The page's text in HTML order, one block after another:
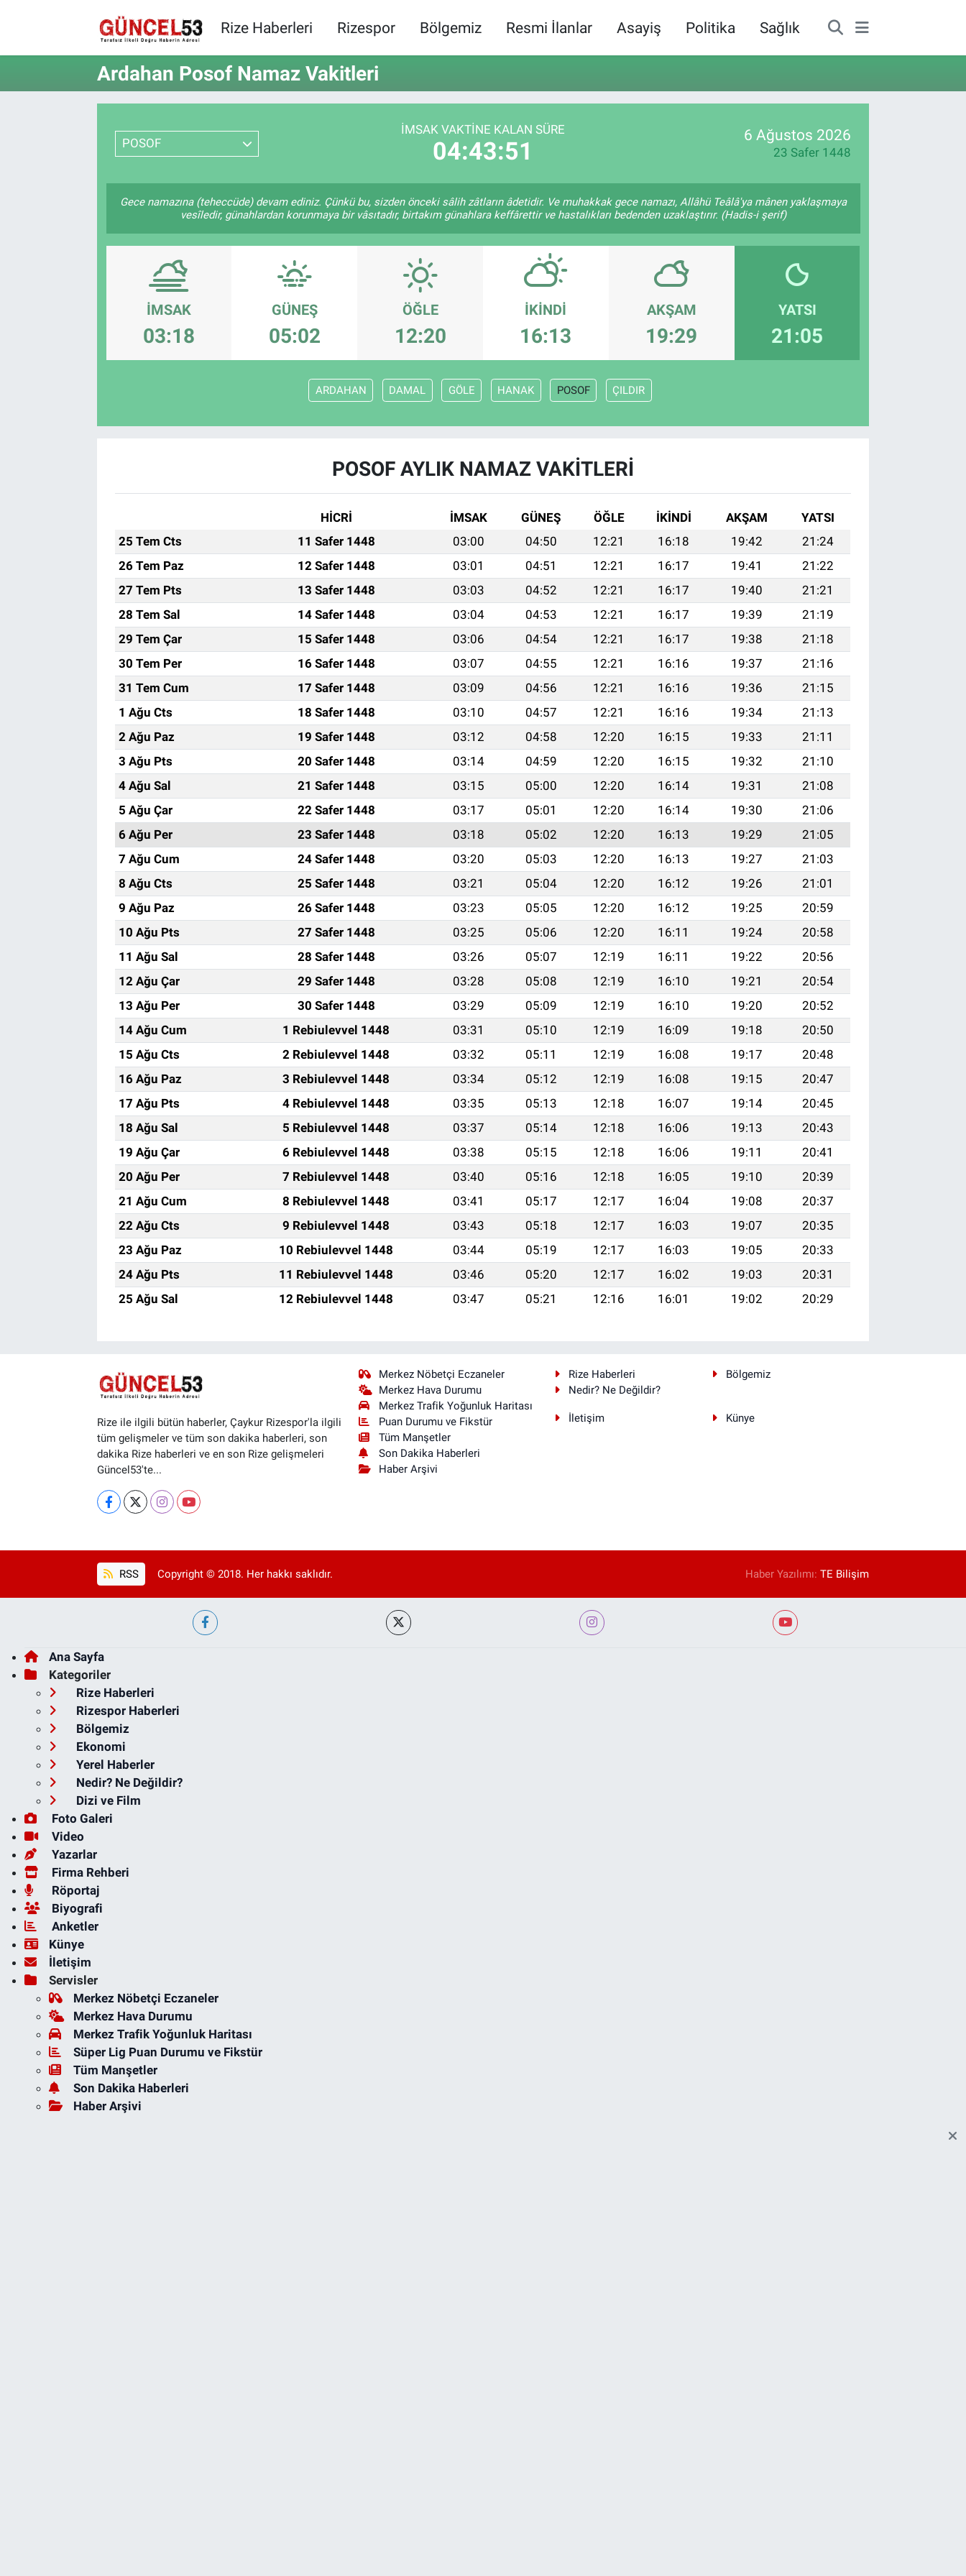
Rize Haberleri Rizespor Bölgemiz Resmi İlanlar Asayiş Politika Sağlık
Ardahan Posof Namaz Vakitleri
POSOF
İMSAK VAKTINE KALAN SÜRE
04:43:51
6 Ağustos 2026
23 Safer 1448
Gece namazına (teheccüde) devam ediniz. Çünkü bu, sizden önceki sâlih zâtların âdetidir. Ve muhakkak gece namazı, Allâhü Teâlâ'ya mânen yaklaşmaya
vesîledir, günahlardan korunmaya bir vâsıtadır, birtakım günahlara keffârettir ve hastalıkları bedenden uzaklaştırır. (Hadis-i şerif)
İMSAK
03:18
GÜNEŞ
05:02
ÖĞLE
12:20
İKINDI
16:13
AKŞAM
19:29
YATSI
21:05
ARDAHAN DAMAL GÖLE HANAK POSOF ÇILDIR
POSOF AYLIK NAMAZ VAKITLERI
HİCRİ İMSAK GÜNEŞ ÖĞLE İKINDI AKŞAM
YATSI
25 Tem Cts
11 Safer 1448 03:00 04:50 12:21 16:18 19:42
21:24
26 Tem Paz
12 Safer 1448 03:01 04:51 12:21 16:17 19:41
21:22
27 Tem Pts
13 Safer 1448 03:03 04:52 12:21 16:17 19:40
21:21
28 Tem Sal
14 Safer 1448 03:04 04:53 12:21 16:17 19:39
21:19
29 Tem Çar
15 Safer 1448 03:06 04:54 12:21 16:17 19:38
21:18
30 Tem Per
16 Safer 1448 03:07 04:55 12:21 16:16 19:37
21:16
31 Tem Cum
17 Safer 1448 03:09 04:56 12:21 16:16 19:36
21:15
1 Ağu Cts
18 Safer 1448 03:10 04:57 12:21 16:16 19:34
21:13
2 Ağu Paz
19 Safer 1448 03:12 04:58 12:20 16:15 19:33
21:11
3 Ağu Pts
20 Safer 1448 03:14 04:59 12:20 16:15 19:32
21:10
4 Ağu Sal
21 Safer 1448 03:15 05:00 12:20 16:14 19:31
21:08
5 Ağu Çar
22 Safer 1448 03:17 05:01 12:20 16:14 19:30
21:06
6 Ağu Per
23 Safer 1448 03:18 05:02 12:20 16:13 19:29
21:05
7 Ağu Cum
24 Safer 1448 03:20 05:03 12:20 16:13 19:27
21:03
8 Ağu Cts
25 Safer 1448 03:21 05:04 12:20 16:12 19:26
21:01
9 Ağu Paz
26 Safer 1448 03:23 05:05 12:20 16:12 19:25
20:59
10 Ağu Pts
27 Safer 1448 03:25 05:06 12:20 16:11 19:24
20:58
11 Ağu Sal
28 Safer 1448 03:26 05:07 12:19 16:11 19:22
20:56
12 Ağu Çar
29 Safer 1448 03:28 05:08 12:19 16:10 19:21
20:54
13 Ağu Per
30 Safer 1448 03:29 05:09 12:19 16:10 19:20
20:52
14 Ağu Cum
1 Rebiulevvel 1448 03:31 05:10 12:19 16:09 19:18
20:50
15 Ağu Cts
2 Rebiulevvel 1448 03:32 05:11 12:19 16:08 19:17
20:48
16 Ağu Paz
3 Rebiulevvel 1448 03:34 05:12 12:19 16:08 19:15
20:47
17 Ağu Pts
4 Rebiulevvel 1448 03:35 05:13 12:18 16:07 19:14
20:45
18 Ağu Sal
5 Rebiulevvel 1448 03:37 05:14 12:18 16:06 19:13
20:43
19 Ağu Çar
6 Rebiulevvel 1448 03:38 05:15 12:18 16:06 19:11
20:41
20 Ağu Per
7 Rebiulevvel 1448 03:40 05:16 12:18 16:05 19:10
20:39
21 Ağu Cum
8 Rebiulevvel 1448 03:41 05:17 12:17 16:04 19:08
20:37
22 Ağu Cts
9 Rebiulevvel 1448 03:43 05:18 12:17 16:03 19:07
20:35
23 Ağu Paz
10 Rebiulevvel 1448 03:44 05:19 12:17 16:03 19:05
20:33
24 Ağu Pts
11 Rebiulevvel 1448 03:46 05:20 12:17 16:02 19:03
20:31
25 Ağu Sal
12 Rebiulevvel 1448 03:47 05:21 12:16 16:01 19:02 20:29
Rize ile ilgili bütün haberler, Çaykur Rizespor'la ilgili
tüm gelişmeler ve tüm son dakika haberleri, son
dakika Rize haberleri ve en son Rize gelişmeleri
Güncel53'te...
Merkez Nöbetçi Eczaneler
Merkez Hava Durumu
Merkez Trafik Yoğunluk Haritası
Puan Durumu ve Fikstür
Tüm Manşetler
Son Dakika Haberleri
Haber Arşivi
Rize Haberleri
Bölgemiz
Nedir? Ne Değildir?
İletişim Künye
RSS Copyright © 2018. Her hakkı saklıdır. Haber Yazılımı:TE Bilişim
Ana Sayfa
Kategoriler
Rize Haberleri
Rizespor Haberleri
Bölgemiz
Ekonomi
Yerel Haberler
Nedir? Ne Değildir?
Dizi ve Film
Foto Galeri
Video
Yazarlar
Firma Rehberi
Röportaj
Biyografi
Anketler
Künye
İletişim
Servisler
Merkez Nöbetçi Eczaneler
Merkez Hava Durumu
Merkez Trafik Yoğunluk Haritası
Süper Lig Puan Durumu ve Fikstür
Tüm Manşetler
Son Dakika Haberleri
Haber Arşivi